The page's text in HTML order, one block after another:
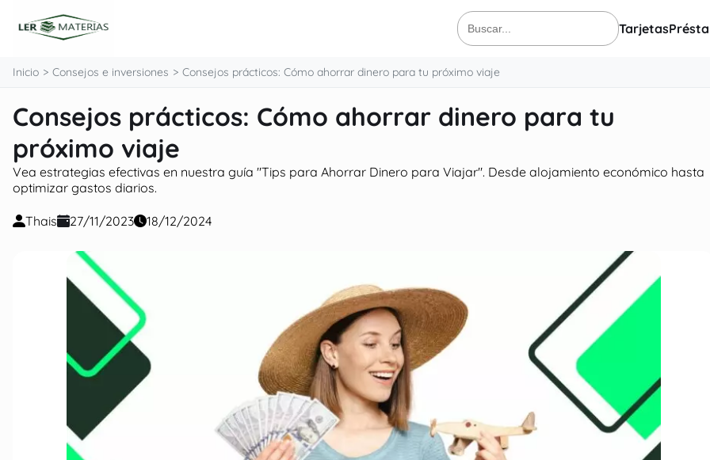
Buscar:
Tarjetas
Inicio Consejos e inversiones Consejos prácticos: Cómo ahorrar dinero para tu próximo viaje
Consejos prácticos: Cómo ahorrar dinero para tu
próximo viaje
Vea estrategias efectivas en nuestra guía "Tips para Ahorrar Dinero para Viajar". Desde alojamiento económico hasta
optimizar gastos diarios.
Thais 27/11/2023 18/12/2024